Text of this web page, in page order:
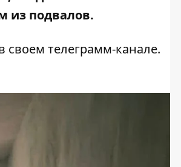
из подвалов.
своем телеграмм-канале.